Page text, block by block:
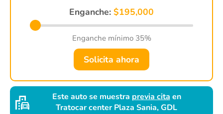
Enganche: $195,000
Enganche mínimo 35%
Solicita ahora
Este auto se muestra previa cita en
Tratocar center Plaza Sania, GDL